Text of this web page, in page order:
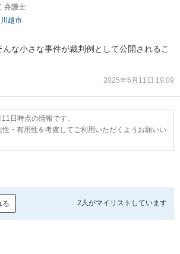
弁護士
川越市
な小さな事件が裁判例として公開されるこ
2025年6月11日 19:09
日時点の情報です。
性・有用性を考慮してご利用いただくようお願いい
る 2人がマイリストしています